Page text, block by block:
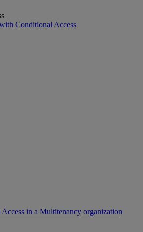
Conditional Access
in a Multitenancy organization